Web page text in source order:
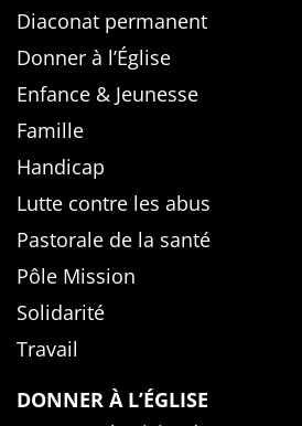
Diaconat permanent
Donner à l’Église
Enfance & Jeunesse
Famille
Handicap
Lutte contre les abus
Pastorale de la santé
Pôle Mission
Solidarité
Travail
DONNER À L’ÉGLISE